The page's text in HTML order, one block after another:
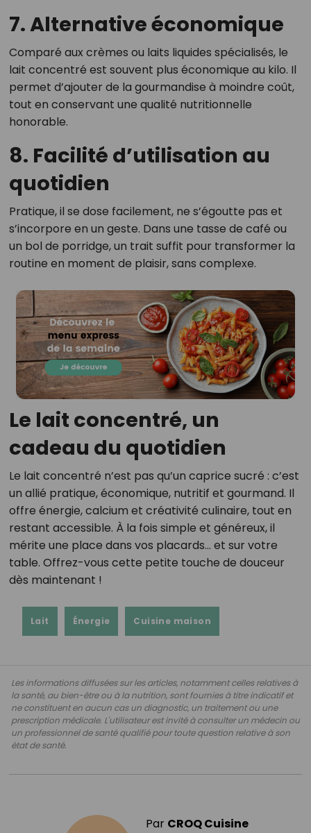
7. Alternative économique
Comparé aux crèmes ou laits liquides spécialisés, le
lait concentré est souvent plus économique au kilo. Il
permet d’ajouter de la gourmandise à moindre coût,
tout en conservant une qualité nutritionnelle
honorable.
8. Facilité d’utilisation au
quotidien
Pratique, il se dose facilement, ne s’égoutte pas et
s’incorpore en un geste. Dans une tasse de café ou
un bol de porridge, un trait suffit pour transformer la
routine en moment de plaisir, sans complexe.
Le lait concentré, un
cadeau du quotidien
Le lait concentré n’est pas qu’un caprice sucré : c’est
un allié pratique, économique, nutritif et gourmand. Il
offre énergie, calcium et créativité culinaire, tout en
restant accessible. À la fois simple et généreux, il
mérite une place dans vos placards… et sur votre
table. Offrez-vous cette petite touche de douceur
dès maintenant !
Lait Énergie Cuisine maison
Les informations diffusées sur les articles, notamment celles relatives à
la santé, au bien-être ou à la nutrition, sont fournies à titre indicatif et
ne constituent en aucun cas un diagnostic, un traitement ou une
prescription médicale. L'utilisateur est invité à consulter un médecin ou
un professionnel de santé qualifié pour toute question relative à son
état de santé.
Par CROQ Cuisine